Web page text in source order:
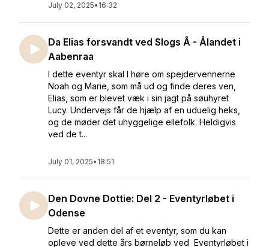
July 02, 2025• 16:32
Da Elias forsvandt ved Slogs Å - Ålandet i
Aabenraa
I dette eventyr skal I høre om spejdervennerne
Noah og Marie, som må ud og finde deres ven,
Elias, som er blevet væk i sin jagt på søuhyret
Lucy. Undervejs får de hjælp af en uduelig heks,
og de møder det uhyggelige ellefolk. Heldigvis
ved de t...
July 01, 2025• 18:51
Den Dovne Dottie: Del 2 - Eventyrløbet i
Odense
Dette er anden del af et eventyr, som du kan
opleve ved dette års børneløb ved Eventyrløbet i